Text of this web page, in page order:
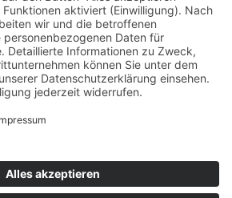
438
Liste
um den reCaptcha v3-Service
reCAPTCHA, um Ihre eingegebenen
Dieser Service kann Daten zu Ihren